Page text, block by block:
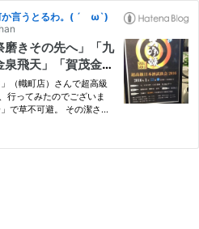
か言うとるわ。( ´ ω`)
磨きその先へ」「九
泉飛天」「賀茂金
（幟町店）さんで超高級
行ってみたのでございま
で草不可避。 その潔さ、
じますが、「獺祭磨きそ